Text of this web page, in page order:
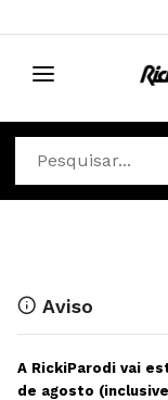
Aviso
A RickiParodi vai
de agosto